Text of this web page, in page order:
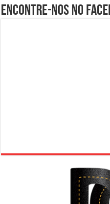
Encontre-nos no